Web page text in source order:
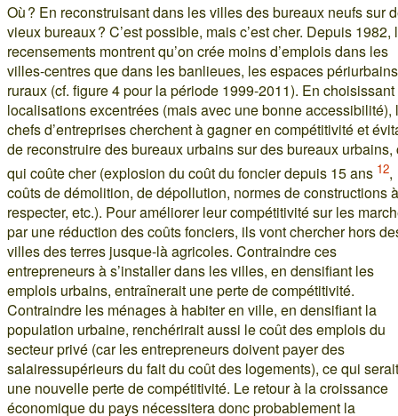
Où ? En reconstruisant dans les villes des bureaux neufs sur
vieux bureaux ? C’est possible, mais c’est cher. Depuis 1982,
recensements montrent qu’on crée moins d’emplois dans les
villes-centres que dans les banlieues, les espaces
ruraux (cf. figure 4 pour la période 1999-2011). En
localisations excentrées (mais avec une bonne accessibilité),
chefs d’entreprises cherchent à gagner en compétitivité et
de reconstruire des bureaux urbains sur des bureaux urbains,
qui coûte cher (explosion du coût du foncier depuis 15 ans 12,
coûts de démolition, de dépollution, normes de constructions à
respecter, etc.). Pour améliorer leur compétitivité sur les
par une réduction des coûts fonciers, ils vont chercher hors
villes des terres jusque-là agricoles. Contraindre ces
entrepreneurs à s’installer dans les villes, en densifiant les
emplois urbains, entraînerait une perte de compétitivité.
Contraindre les ménages à habiter en ville, en densifiant la
population urbaine, renchérirait aussi le coût des emplois du
secteur privé (car les entrepreneurs doivent payer des
salairessupérieurs du fait du coût des logements), ce qui serait
une nouvelle perte de compétitivité. Le retour à la croissance
économique du pays nécessitera donc probablement la